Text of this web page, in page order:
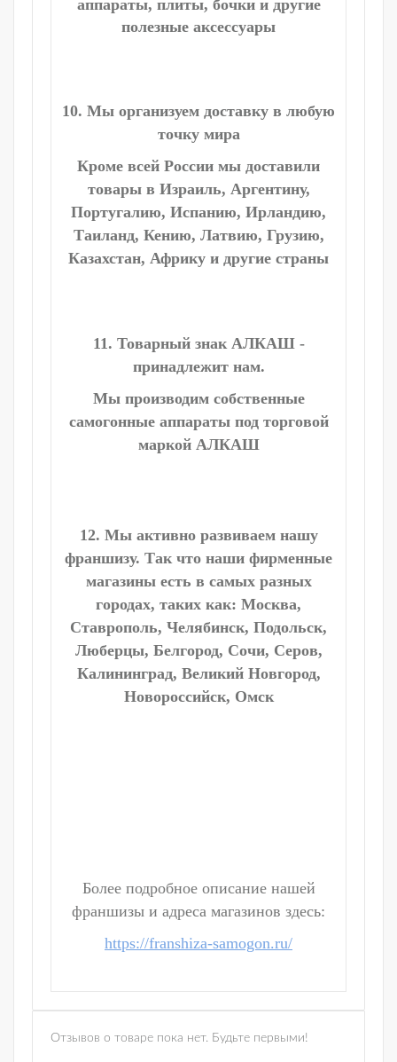
аппараты, плиты, бочки и другие
полезные аксессуары
10. Мы организуем доставку в любую
точку мира
Кроме всей России мы доставили
товары в Израиль, Аргентину,
Португалию, Испанию, Ирландию,
Таиланд, Кению, Латвию, Грузию,
Казахстан, Африку и другие страны
11. Товарный знак АЛКАШ -
принадлежит нам.
Мы производим собственные
самогонные аппараты под торговой
маркой АЛКАШ
12. Мы активно развиваем нашу
франшизу. Так что наши фирменные
магазины есть в самых разных
городах, таких как: Москва,
Ставрополь, Челябинск, Подольск,
Люберцы, Белгород, Сочи, Серов,
Калининград, Великий Новгород,
Новороссийск, Омск
Более подробное описание нашей
франшизы и адреса магазинов здесь:
https://franshiza-samogon.ru/
Отзывов о товаре пока нет. Будьте первыми!